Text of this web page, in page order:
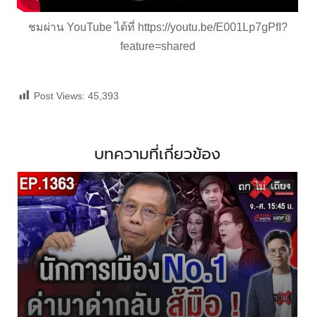
ชมผ่าน YouTube ได้ที่ https://youtu.be/E001Lp7gPfI?
feature=shared
Post Views: 45,393
บทความที่เกี่ยวข้อง